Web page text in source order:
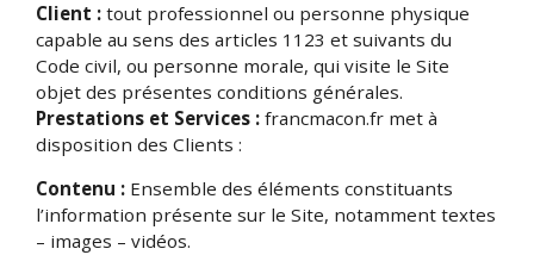
Client : tout professionnel ou personne physique
capable au sens des articles 1123 et suivants du
Code civil, ou personne morale, qui visite le Site
objet des présentes conditions générales.
Prestations et Services : francmacon.fr met à
disposition des Clients :
Contenu : Ensemble des éléments constituants
l’information présente sur le Site, notamment textes
– images – vidéos.